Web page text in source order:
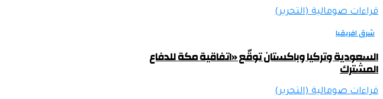
قراءات صومالية (التحرير)
شرق افريقيا
السعودية وتركيا وباكستان توقّع «اتفاقية مكة للدفاع
المشترك
قراءات صومالية (التحرير)